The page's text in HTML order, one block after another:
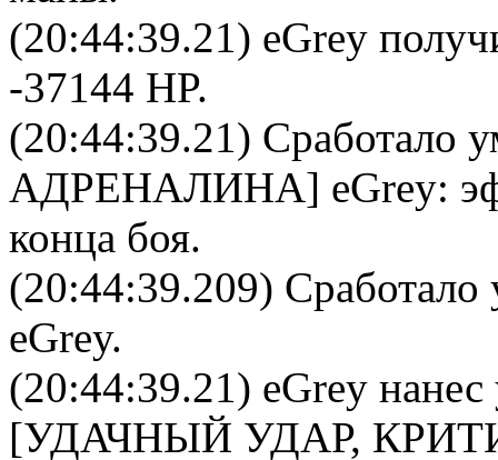
(20:44:39.21) eGrey
-37144 HP.
(20:44:39.21) Сработало
АДРЕНАЛИНА] eGrey:
конца боя.
(20:44:39.209) Сработало
eGrey.
(20:44:39.21) eGrey
[УДАЧНЫЙ УДАР,